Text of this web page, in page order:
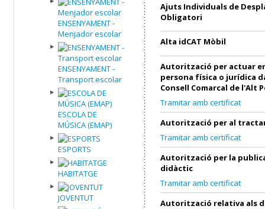
ENSENYAMENT -
Menjador escolar
ENSENYAMENT -
Transport escolar
ESCOLA DE
MÚSICA (EMAP)
ESPORTS
HABITATGE
JOVENTUT
Ajuts Individuals de
Obligatori
Alta idCAT Mòbil
Autorització per actuar
persona física o jurídica
Consell Comarcal de l'Alt
Tramitar amb certificat
Autorització per al
Tramitar amb certificat
Autorització per la
didàctic
Tramitar amb certificat
Autorització relativa als